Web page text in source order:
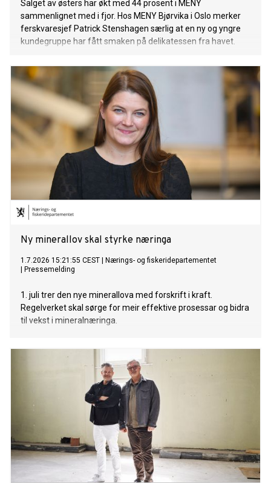
Salget av østers har økt med 44 prosent i MENY
sammenlignet med i fjor. Hos MENY Bjørvika i Oslo merker
ferskvaresjef Patrick Stenshagen særlig at en ny og yngre
kundegruppe har fått smaken på delikatessen fra havet.
Ny minerallov skal styrke næringa
1.7.2026 15:21:55 CEST
Nærings- og fiskeridepartementet
Pressemelding
1. juli trer den nye minerallova med forskrift i kraft.
Regelverket skal sørge for meir effektive prosessar og bidra
til vekst i mineralnæringa.